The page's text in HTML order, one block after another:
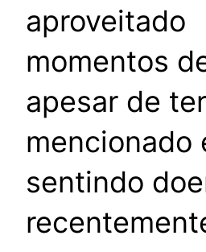
aproveitado
momentos
apesar de ter
mencionado
sentindo